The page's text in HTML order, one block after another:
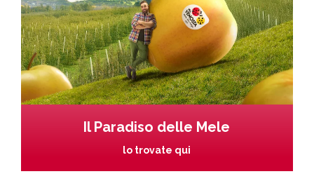
Il Paradiso delle Mele
lo trovate qui